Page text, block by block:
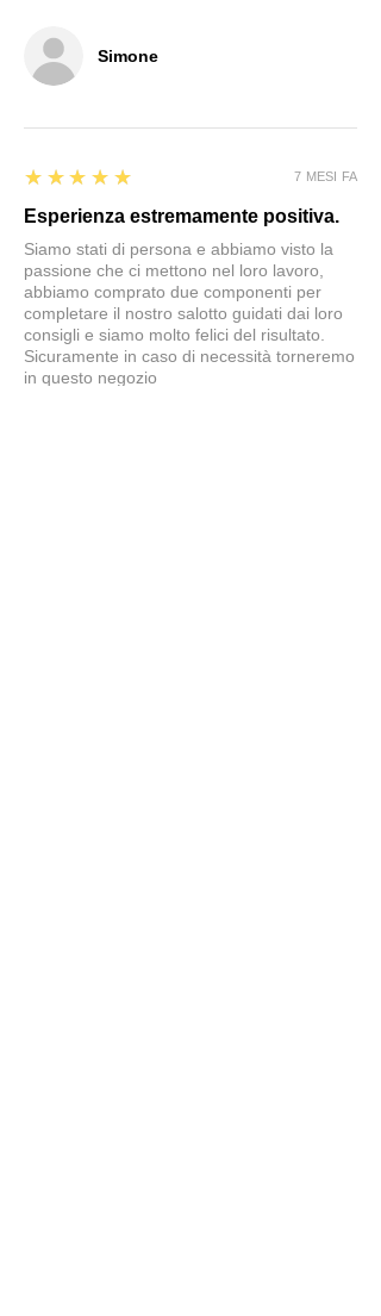
Simone
5
★★★★★
Esperienza estremamente positiva.
Siamo stati di persona e abbiamo visto la
passione che ci mettono nel loro lavoro,
abbiamo comprato due componenti per
completare il nostro salotto guidati dai loro
consigli e siamo molto felici del risultato.
Sicuramente in caso di necessità torneremo
in questo negozio
7 MESI FA